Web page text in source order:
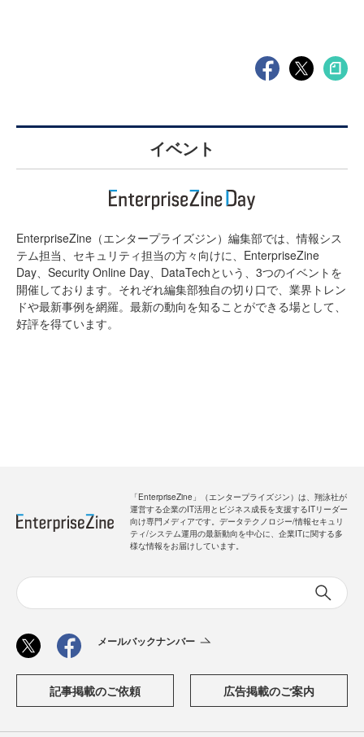
イベント
EnterpriseZine（エンタープライズジン）編集部では、情報シス
テム担当、セキュリティ担当の方々向けに、EnterpriseZine
Day、Security Online Day、DataTechという、3つのイベントを
開催しております。それぞれ編集部独自の切り口で、業界トレン
ドや最新事例を網羅。最新の動向を知ることができる場として、
好評を得ています。
「EnterpriseZine」（エンタープライズジン）は、翔泳社が
運営する企業のIT活用とビジネス成長を支援するITリーダー
向け専門メディアです。データテクノロジー/情報セキュリ
ティ/システム運用の最新動向を中心に、企業ITに関する多
様な情報をお届けしています。
メールバックナンバー
記事掲載のご依頼 広告掲載のご案内